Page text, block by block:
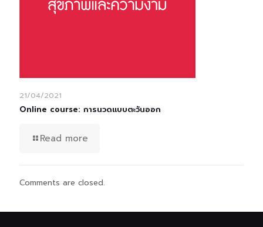
21/04/2021
Online course: การนวดแบบตะวันออก
Read more
Comments are closed.